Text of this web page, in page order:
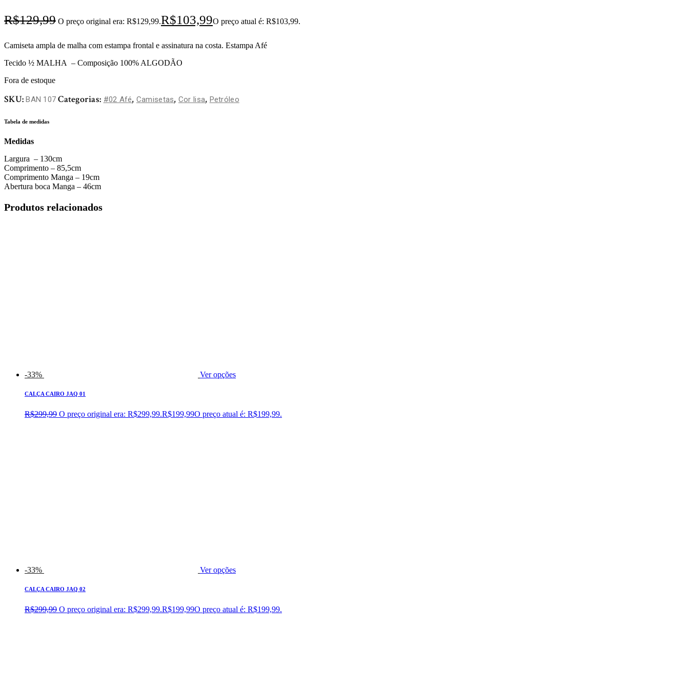
R$129,99 O preço original era: R$129,99.R$103,99O preço atual é: R$103,99.
Camiseta ampla de malha com estampa frontal e assinatura na costa. Estampa Afé
Tecido ½ MALHA – Composição 100% ALGODÃO
Fora de estoque
SKU:BAN 107 Categorias: #02 Afé, Camisetas, Cor lisa, Petróleo
Tabela de medidas
Medidas
Largura – 130cm
Comprimento – 85,5cm
Comprimento Manga – 19cm
Abertura boca Manga – 46cm
Produtos relacionados
-33% Ver opções
CALÇA CAIRO JAQ 01
R$299,99 O preço original era: R$299,99.R$199,99O preço atual é: R$199,99.
-33% Ver opções
CALÇA CAIRO JAQ 02
R$299,99 O preço original era: R$299,99.R$199,99O preço atual é: R$199,99.